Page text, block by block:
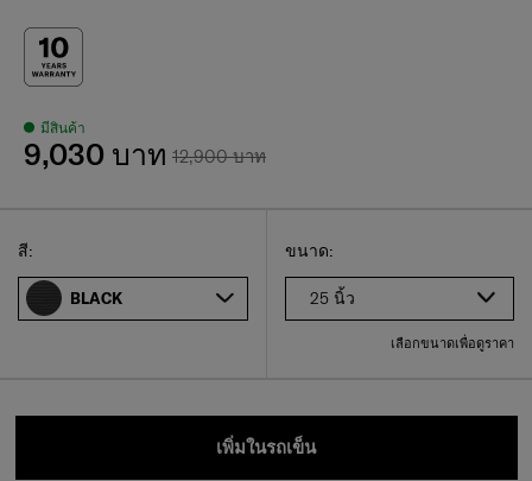
มีสินค้า
12,900 บาท
9,030 บาท
เลือกขนาดของคุณ
Select
ขนาด:
25 นิ้ว
เลือกขนาดเพื่อดูราคา
Select
สี:
BLACK
เพิ่มในรถเข็น